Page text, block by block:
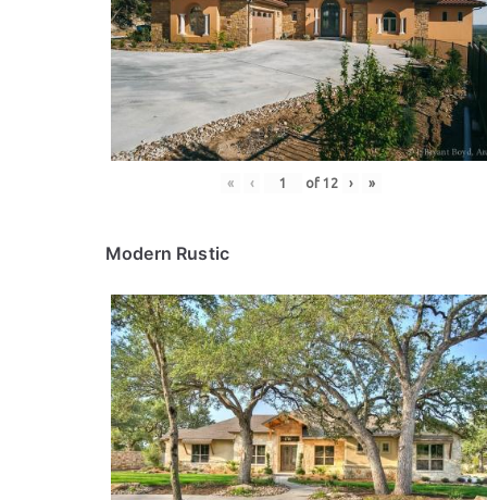
« ‹ of12 › »
Modern Rustic